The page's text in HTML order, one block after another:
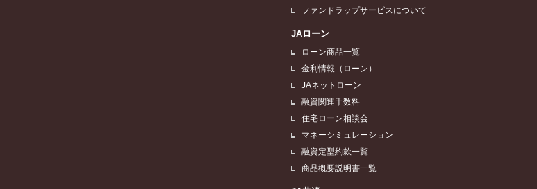
ファンドラップサービスについて
JAローン
ローン商品一覧
金利情報（ローン）
JAネットローン
融資関連手数料
住宅ローン相談会
マネーシミュレーション
融資定型約款一覧
商品概要説明書一覧